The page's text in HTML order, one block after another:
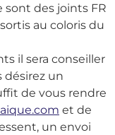
sont des joints FR
au coloris du
il sera conseiller
désirez un
de vous rendre
et de
un envoi